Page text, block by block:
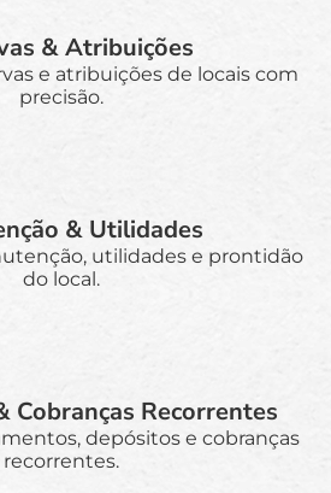
& Atribuições
e atribuições de locais com
precisão.
& Utilidades
utilidades e prontidão
do local.
Cobranças Recorrentes
depósitos e cobranças
recorrentes.